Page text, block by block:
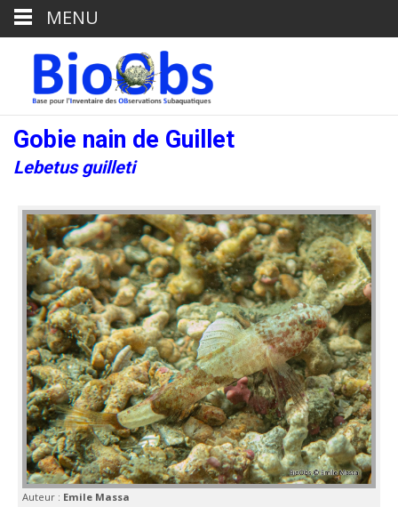
Gobie nain de Guillet
Lebetus guilleti
Auteur : Emile Massa
MENU